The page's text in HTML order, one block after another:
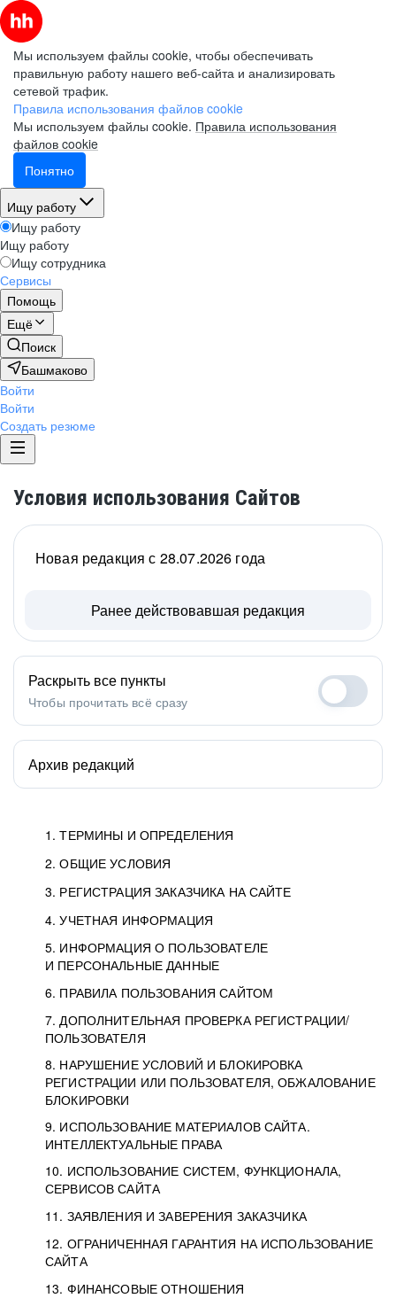
Мы используем файлы cookie, чтобы обеспечивать
правильную работу нашего веб-сайта и анализировать
сетевой трафик.
Правила использования файлов cookie
Мы используем файлы cookie. Правила использования
файлов cookie
Понятно
Ищу работу
Ищу работу
Ищу работу
Ищу сотрудника
Сервисы
Помощь
Ещё
Поиск
Башмаково
Войти
Войти
Создать резюме
Условия использования Сайтов
1. ТЕРМИНЫ И ОПРЕДЕЛЕНИЯ
2. ОБЩИЕ УСЛОВИЯ
3. РЕГИСТРАЦИЯ ЗАКАЗЧИКА НА САЙТЕ
4. УЧЕТНАЯ ИНФОРМАЦИЯ
5. ИНФОРМАЦИЯ О ПОЛЬЗОВАТЕЛЕ
И ПЕРСОНАЛЬНЫЕ ДАННЫЕ
6. ПРАВИЛА ПОЛЬЗОВАНИЯ САЙТОМ
7. ДОПОЛНИТЕЛЬНАЯ ПРОВЕРКА РЕГИСТРАЦИИ/
ПОЛЬЗОВАТЕЛЯ
8. НАРУШЕНИЕ УСЛОВИЙ И БЛОКИРОВКА
РЕГИСТРАЦИИ ИЛИ ПОЛЬЗОВАТЕЛЯ, ОБЖАЛОВАНИЕ
БЛОКИРОВКИ
9. ИСПОЛЬЗОВАНИЕ МАТЕРИАЛОВ САЙТА.
ИНТЕЛЛЕКТУАЛЬНЫЕ ПРАВА
10. ИСПОЛЬЗОВАНИЕ СИСТЕМ, ФУНКЦИОНАЛА,
СЕРВИСОВ САЙТА
11. ЗАЯВЛЕНИЯ И ЗАВЕРЕНИЯ ЗАКАЗЧИКА
12. ОГРАНИЧЕННАЯ ГАРАНТИЯ НА ИСПОЛЬЗОВАНИЕ
САЙТА
13. ФИНАНСОВЫЕ ОТНОШЕНИЯ
Новая редакция с 28.07.2026 года
Ранее действовавшая редакция
Раскрыть все пункты
Чтобы прочитать всё сразу
Архив редакций